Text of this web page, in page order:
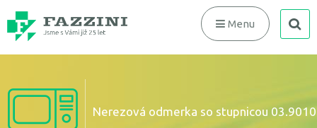
Menu
Nerezová odmerka so stupnicou 03.9010